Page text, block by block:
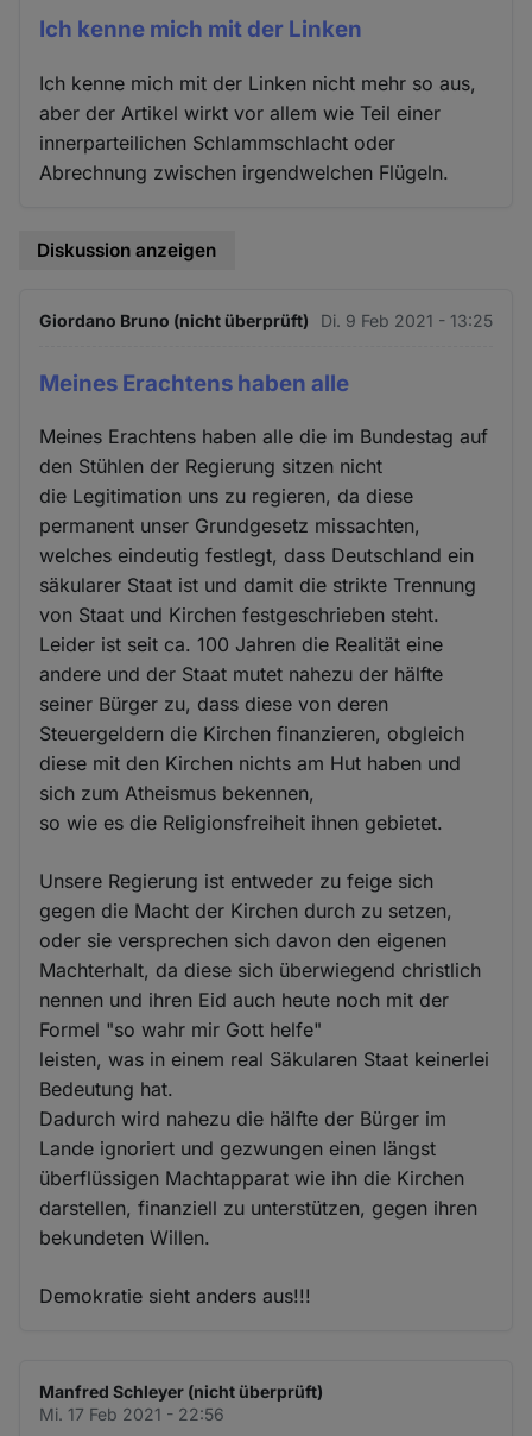
Ich kenne mich mit der Linken
Ich kenne mich mit der Linken nicht mehr so aus,
aber der Artikel wirkt vor allem wie Teil einer
innerparteilichen Schlammschlacht oder
Abrechnung zwischen irgendwelchen Flügeln.
Diskussion anzeigen
Giordano Bruno (nicht überprüft) Di. 9 Feb 2021 - 13:25
Meines Erachtens haben alle
Meines Erachtens haben alle die im Bundestag auf
den Stühlen der Regierung sitzen nicht
die Legitimation uns zu regieren, da diese
permanent unser Grundgesetz missachten,
welches eindeutig festlegt, dass Deutschland ein
säkularer Staat ist und damit die strikte Trennung
von Staat und Kirchen festgeschrieben steht.
Leider ist seit ca. 100 Jahren die Realität eine
andere und der Staat mutet nahezu der hälfte
seiner Bürger zu, dass diese von deren
Steuergeldern die Kirchen finanzieren, obgleich
diese mit den Kirchen nichts am Hut haben und
sich zum Atheismus bekennen,
so wie es die Religionsfreiheit ihnen gebietet.
Unsere Regierung ist entweder zu feige sich
gegen die Macht der Kirchen durch zu setzen,
oder sie versprechen sich davon den eigenen
Machterhalt, da diese sich überwiegend christlich
nennen und ihren Eid auch heute noch mit der
Formel "so wahr mir Gott helfe"
leisten, was in einem real Säkularen Staat keinerlei
Bedeutung hat.
Dadurch wird nahezu die hälfte der Bürger im
Lande ignoriert und gezwungen einen längst
überflüssigen Machtapparat wie ihn die Kirchen
darstellen, finanziell zu unterstützen, gegen ihren
bekundeten Willen.
Demokratie sieht anders aus!!!
Manfred Schleyer (nicht überprüft)
Mi. 17 Feb 2021 - 22:56